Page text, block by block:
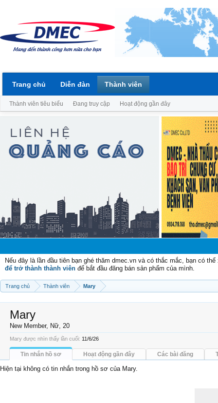
Nếu đây là lần đầu tiên bạn ghé thăm dmec.vn và có thắc mắc, bạn có
để trở thành thành viên để bắt đầu đăng bán sản phẩm của mình.
Trang chủ Thành viên Mary
Mary
New Member, Nữ, 20
Mary được nhìn thấy lần cuối: 11/6/26
Tin nhắn hồ sơ Hoạt động gần đây Các bài đăng
Hiện tại không có tin nhắn trong hồ sơ của Mary.
Trang chủ Diễn đàn Thành viên
Thành viên tiêu biểu Đang truy cập Hoạt động gần đây